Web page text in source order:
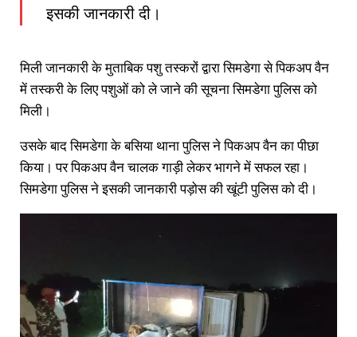
इसकी जानकारी दी।
मिली जानकारी के मुताबिक पशु तस्करों द्वारा सिमडेगा से पिकअप वैन
में तस्करी के लिए पशुओं को ले जाने की सूचना सिमडेगा पुलिस को
मिली।
उसके बाद सिमडेगा के बसिया थाना पुलिस ने पिकअप वैन का पीछा
किया। पर पिकअप वैन चालक गाड़ी लेकर भागने में सफल रहा।
सिमडेगा पुलिस ने इसकी जानकारी पड़ोस की खूंटी पुलिस को दी।